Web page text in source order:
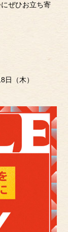
ぜひお立ち寄
（木）